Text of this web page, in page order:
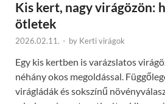
Kis kert, nagy virágözön:
ötletek
2026.02.11. - by Kerti virágok
Egy kis kertben is varázslatos
néhány okos megoldással.
virágládák és sokszínű